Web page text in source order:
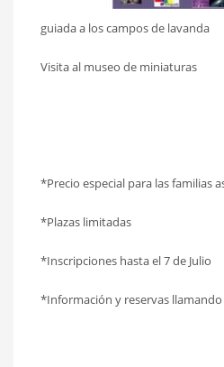
guiada a los campos de lavanda
Visita al museo de miniaturas
*Precio especial para las familias
*Plazas limitadas
*Inscripciones hasta el 7 de Julio
*Información y reservas llamando